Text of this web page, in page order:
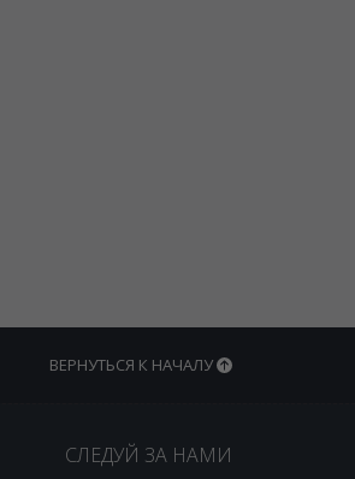
ВЕРНУТЬСЯ К НАЧАЛУ
СЛЕДУЙ ЗА НАМИ